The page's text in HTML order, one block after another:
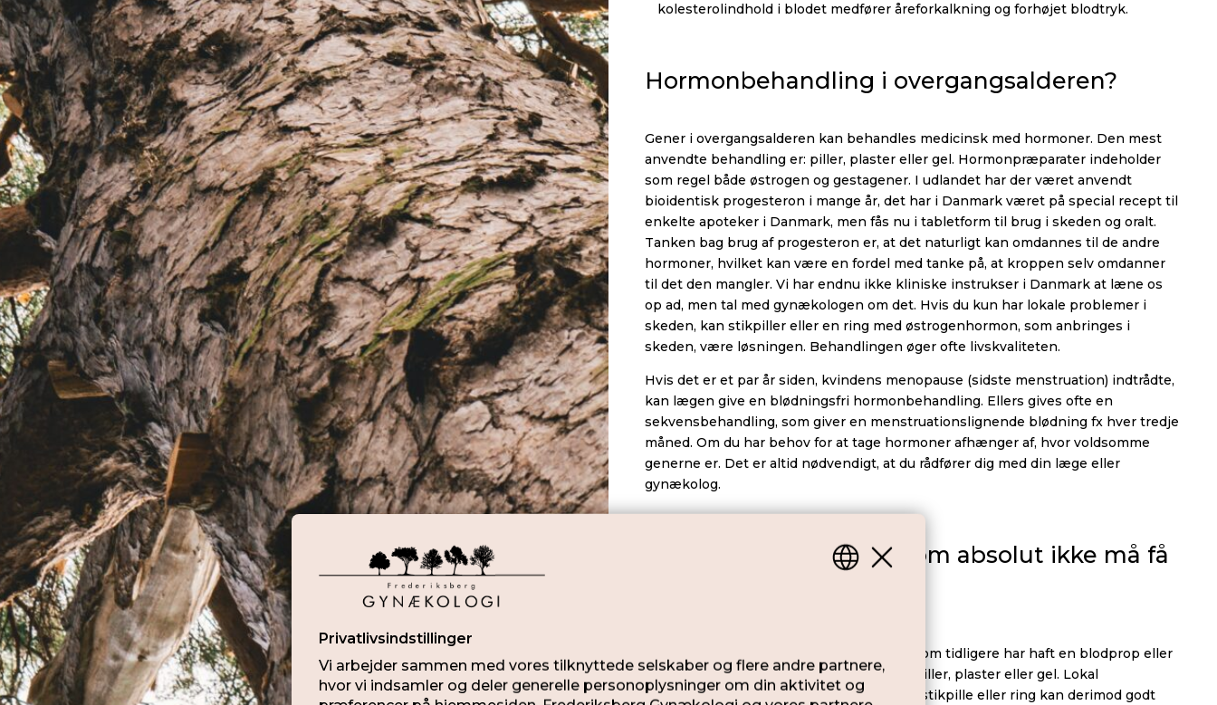
kolesterolindhold i blodet medfører åreforkalkning og forhøjet blodtryk.
Hormonbehandling i overgangsalderen?
Gener i overgangsalderen kan behandles medicinsk med hormoner. Den mest
anvendte behandling er: piller, plaster eller gel. Hormonpræparater indeholder
som regel både østrogen og gestagener. I udlandet har der været anvendt
bioidentisk progesteron i mange år, det har i Danmark været på special recept til
enkelte apoteker i Danmark, men fås nu i tabletform til brug i skeden og oralt.
Tanken bag brug af progesteron er, at det naturligt kan omdannes til de andre
hormoner, hvilket kan være en fordel med tanke på, at kroppen selv omdanner
til det den mangler. Vi har endnu ikke kliniske instrukser i Danmark at læne os
op ad, men tal med gynækologen om det. Hvis du kun har lokale problemer i
skeden, kan stikpiller eller en ring med østrogenhormon, som anbringes i
skeden, være løsningen. Behandlingen øger ofte livskvaliteten.
Hvis det er et par år siden, kvindens menopause (sidste menstruation) indtrådte,
kan lægen give en blødningsfri hormonbehandling. Ellers gives ofte en
sekvensbehandling, som giver en menstruationslignende blødning fx hver tredje
måned. Om du har behov for at tage hormoner afhænger af, hvor voldsomme
generne er. Det er altid nødvendigt, at du rådfører dig med din læge eller
gynækolog.
Er der nogen kvinder, som absolut ikke må få
Sundhedsstyrelsen anbefaler, at kvinder som tidligere har haft en blodprop eller
brystkræft ikke tager hormoner i form af piller, plaster eller gel. Lokal
østrogenbehandling i skeden, enten som stikpille eller ring kan derimod godt